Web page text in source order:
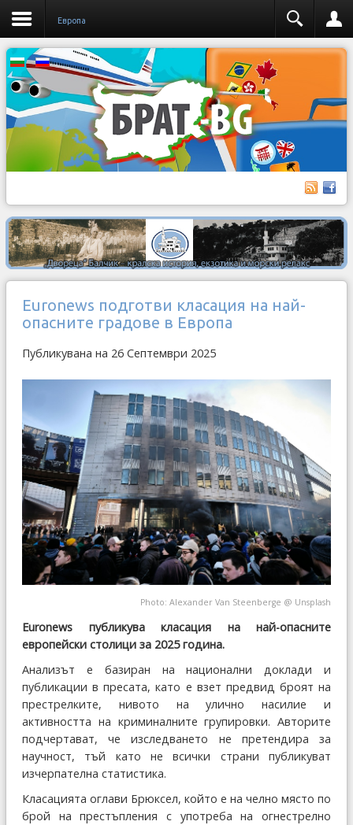
Европа
Euronews подготви класация на най-
опасните градове в Европа
Публикувана на 26 Септември 2025
Photo: Alexander Van Steenberge @ Unsplash
Euronews публикува класация на най-опасните
европейски столици за 2025 година.
Анализът е базиран на национални доклади и
публикации в пресата, като е взет предвид броят на
престрелките, нивото на улично насилие и
активността на криминалните групировки. Авторите
подчертават, че изследването не претендира за
научност, тъй като не всички страни публикуват
изчерпателна статистика.
Класацията оглави Брюксел, който е на челно място по
брой на престъпления с употреба на огнестрелно